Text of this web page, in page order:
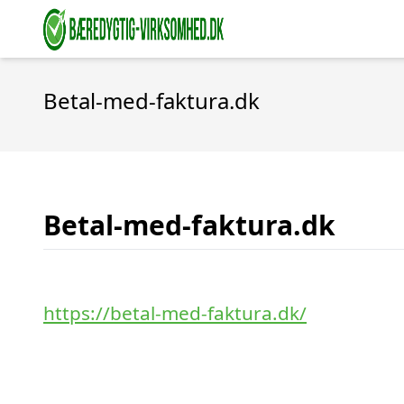
Betal-med-faktura.dk
Betal-med-faktura.dk
https://betal-med-faktura.dk/